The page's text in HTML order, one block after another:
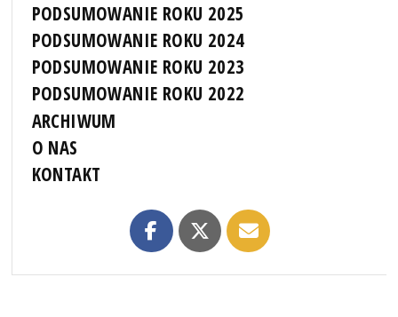
PODSUMOWANIE ROKU 2025
PODSUMOWANIE ROKU 2024
PODSUMOWANIE ROKU 2023
PODSUMOWANIE ROKU 2022
ARCHIWUM
O NAS
KONTAKT